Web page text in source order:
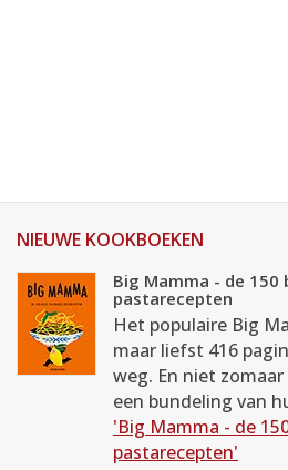
NIEUWE KOOKBOEKEN
Big Mamma - de
pastarecepten
Het populaire Big
maar liefst 416
weg. En niet
een bundeling van
'Big Mamma - de
pastarecepten'